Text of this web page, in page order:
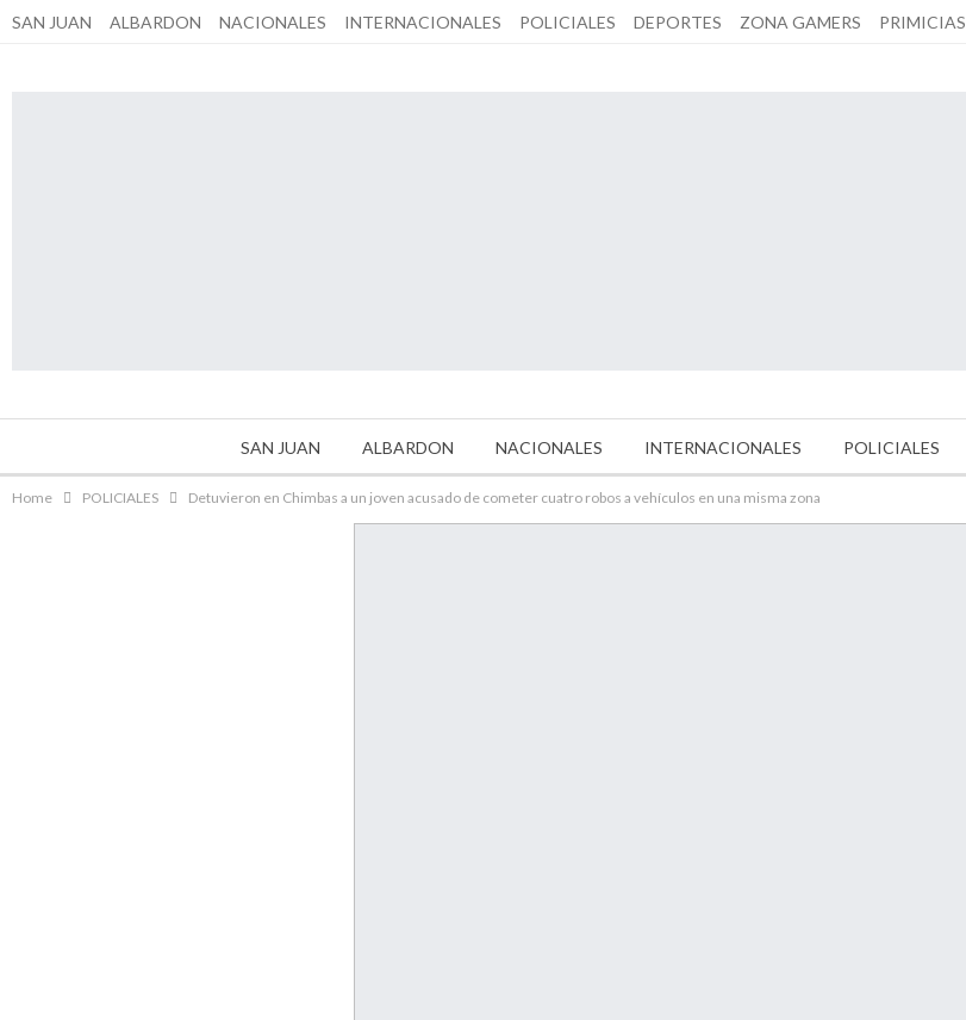
SAN JUAN ALBARDON NACIONALES INTERNACIONALES POLICIALES DEPORTES ZONA GAMERS PRIMICIAS
SAN JUAN ALBARDON NACIONALES INTERNACIONALES POLICIALES
Home POLICIALES Detuvieron en Chimbas a un joven acusado de cometer cuatro robos a vehículos en una misma zona